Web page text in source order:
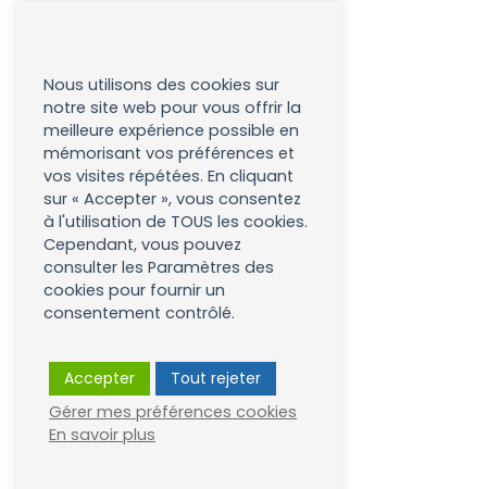
Nous utilisons des cookies sur
notre site web pour vous offrir la
meilleure expérience possible en
mémorisant vos préférences et
vos visites répétées. En cliquant
sur « Accepter », vous consentez
à l'utilisation de TOUS les cookies.
Cependant, vous pouvez
consulter les Paramètres des
cookies pour fournir un
consentement contrôlé.
Accepter
Tout rejeter
Gérer mes préférences cookies
En savoir plus